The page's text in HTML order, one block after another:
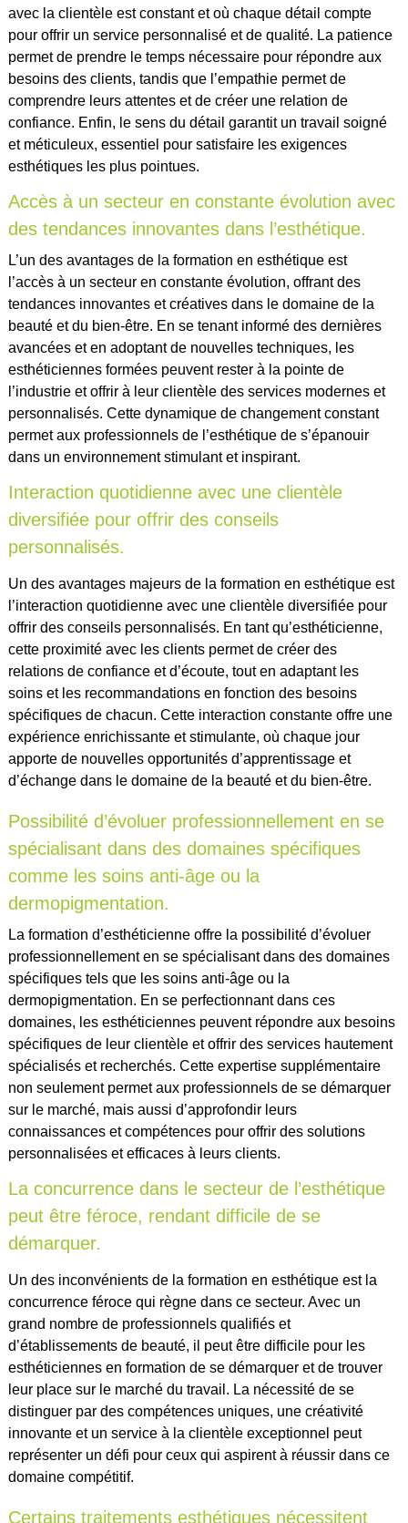
avec la clientèle est constant et où chaque détail compte
pour offrir un service personnalisé et de qualité. La patience
permet de prendre le temps nécessaire pour répondre aux
besoins des clients, tandis que l’empathie permet de
comprendre leurs attentes et de créer une relation de
confiance. Enfin, le sens du détail garantit un travail soigné
et méticuleux, essentiel pour satisfaire les exigences
esthétiques les plus pointues.
Accès à un secteur en constante évolution avec
des tendances innovantes dans l’esthétique.
L’un des avantages de la formation en esthétique est
l’accès à un secteur en constante évolution, offrant des
tendances innovantes et créatives dans le domaine de la
beauté et du bien-être. En se tenant informé des dernières
avancées et en adoptant de nouvelles techniques, les
esthéticiennes formées peuvent rester à la pointe de
l’industrie et offrir à leur clientèle des services modernes et
personnalisés. Cette dynamique de changement constant
permet aux professionnels de l’esthétique de s’épanouir
dans un environnement stimulant et inspirant.
Interaction quotidienne avec une clientèle
diversifiée pour offrir des conseils
personnalisés.
Un des avantages majeurs de la formation en esthétique est
l’interaction quotidienne avec une clientèle diversifiée pour
offrir des conseils personnalisés. En tant qu’esthéticienne,
cette proximité avec les clients permet de créer des
relations de confiance et d’écoute, tout en adaptant les
soins et les recommandations en fonction des besoins
spécifiques de chacun. Cette interaction constante offre une
expérience enrichissante et stimulante, où chaque jour
apporte de nouvelles opportunités d’apprentissage et
d’échange dans le domaine de la beauté et du bien-être.
Possibilité d’évoluer professionnellement en se
spécialisant dans des domaines spécifiques
comme les soins anti-âge ou la
dermopigmentation.
La formation d’esthéticienne offre la possibilité d’évoluer
professionnellement en se spécialisant dans des domaines
spécifiques tels que les soins anti-âge ou la
dermopigmentation. En se perfectionnant dans ces
domaines, les esthéticiennes peuvent répondre aux besoins
spécifiques de leur clientèle et offrir des services hautement
spécialisés et recherchés. Cette expertise supplémentaire
non seulement permet aux professionnels de se démarquer
sur le marché, mais aussi d’approfondir leurs
connaissances et compétences pour offrir des solutions
personnalisées et efficaces à leurs clients.
La concurrence dans le secteur de l’esthétique
peut être féroce, rendant difficile de se
démarquer.
Un des inconvénients de la formation en esthétique est la
concurrence féroce qui règne dans ce secteur. Avec un
grand nombre de professionnels qualifiés et
d’établissements de beauté, il peut être difficile pour les
esthéticiennes en formation de se démarquer et de trouver
leur place sur le marché du travail. La nécessité de se
distinguer par des compétences uniques, une créativité
innovante et un service à la clientèle exceptionnel peut
représenter un défi pour ceux qui aspirent à réussir dans ce
domaine compétitif.
Certains traitements esthétiques nécessitent